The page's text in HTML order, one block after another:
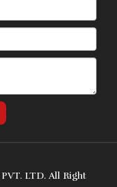
LTD. All Right